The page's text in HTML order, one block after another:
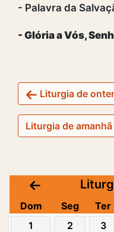
- Palavra da
- Glória a Vós,
Liturgia de
Liturgia de amanhã
Dom Seg Ter
1
2 3